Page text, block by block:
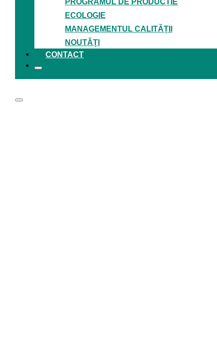
ECOLOGIE
MANAGEMENTUL CALITĂȚII
NOUTĂȚI
CONTACT